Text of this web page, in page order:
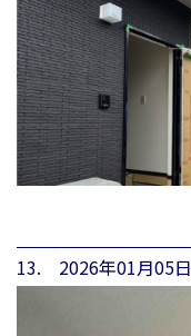
13. 2026年01月05日